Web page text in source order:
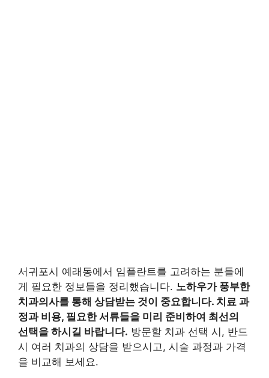
서귀포시 예래동에서 임플란트를 고려하는 분들에
게 필요한 정보들을 정리했습니다. 노하우가 풍부한
치과의사를 통해 상담받는 것이 중요합니다. 치료 과
정과 비용, 필요한 서류들을 미리 준비하여 최선의
선택을 하시길 바랍니다. 방문할 치과 선택 시, 반드
시 여러 치과의 상담을 받으시고, 시술 과정과 가격
을 비교해 보세요.